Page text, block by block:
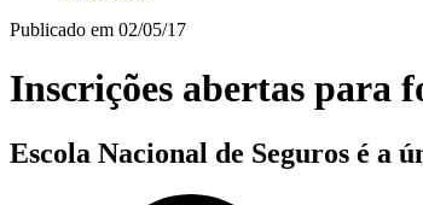
Publicado em 02/05/17
Inscrições abertas para
Escola Nacional de Seguros é a